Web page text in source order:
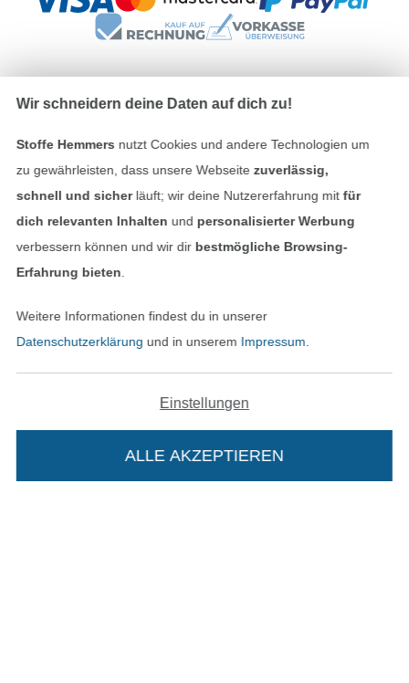
In deinen Warenkorb
Unsere Versandpartner
AGB
Widerrufsrecht
Kontakt
In den deutschen Shop wechseln (aktuell
Wir schneidern deine Daten auf dich zu!
Stoffe Hemmers nutzt Cookies und andere Technologien um
zu gewährleisten, dass unsere Webseite zuverlässig,
schnell und sicherläuft; wir deine Nutzererfahrung mitfür
dich relevanten Inhalten und personalisierter Werbung
verbessern können und wir dir bestmögliche Browsing-
Erfahrung bieten
Weitere Informationen findest du in unserer
Datenschutzerklärung und in unserem Impressum
Einstellungen
ALLE AKZEPTIEREN